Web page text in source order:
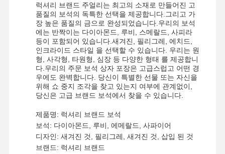
럭셔리 브랜드 주얼리는 최고의 소재로 만들어진 고
품질의 보석의 독특한 선택을 제공합니다.그리고 가
장 높은 품질의 금으로 완성되었습니다.우리의 보석
에는 반짝이는 다이아몬드, 루비, 스메랄드, 사피라
등이 포함되어 있습니다.새겨진, 필리그레, 에치드,
인크라이드 스타일 을 선택할 수 있습니다. 우리는 원
형, 사각형, 타원형, 심장 등 다양한 형태 를 제공합니
다.우리의 주문 보석 상자 포장은 고급스럽고 어떤 경
우에도 완벽합니다. 당신이 특별한 선물 또는 자신을
위해 쇼 중지 조각을 찾고 있는지 여부에 관계없이,
당신은 고급 브랜드 보석에서 찾을 수 있습니다.
제품명: 럭셔리 브랜드 보석
보석: 다이아몬드, 루비, 에메랄드, 사파이어
디자인: 새겨진 것, 필리그레, 새겨진 것, 삽입 된 것
브랜드: 럭셔리 브랜드